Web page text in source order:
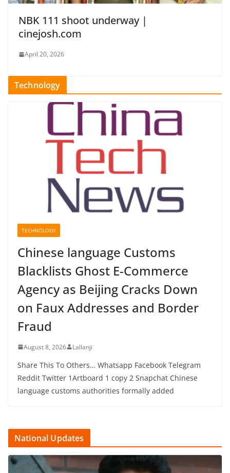
NBK 111 shoot underway |
cinejosh.com
April 20, 2026
Technology
TECHNOLOGY
Chinese language Customs
Blacklists Ghost E-Commerce
Agency as Beijing Cracks Down
on Faux Addresses and Border
Fraud
August 8, 2026 Lallanji
Share This To Others… Whatsapp Facebook Telegram
Reddit Twitter 1Artboard 1 copy 2 Snapchat Chinese
language customs authorities formally added
National Updates